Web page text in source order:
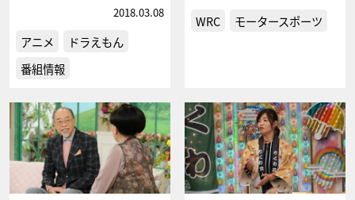
2018.03.08
アニメ
ドラえもん
番組情報
WRC モータースポーツ